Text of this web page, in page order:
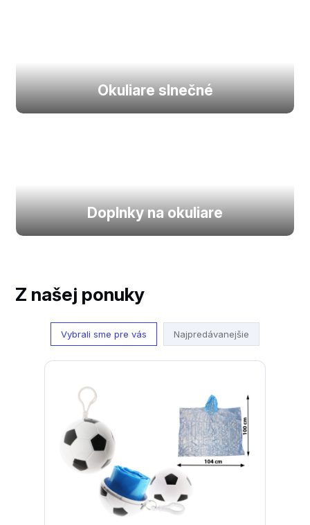
Z našej ponuky
Vybrali sme pre vás Najpredávanejšie
Okuliare slnečné
Doplnky na okuliare